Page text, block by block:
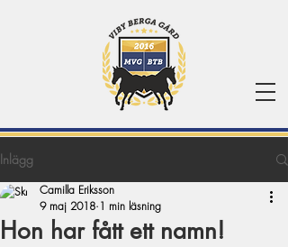
Inlägg
Hon har fått ett namn!
Camilla Eriksson
9 maj 2018 1 min läsning